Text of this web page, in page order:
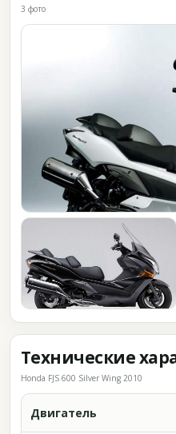
3 фото
Технические
Honda FJS 600 Silver Wing 2010
Двигатель